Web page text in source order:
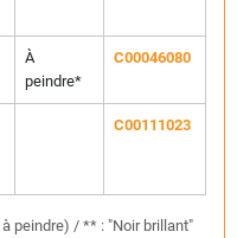
À
peindre*
C00046080
C00111023
peindre) / ** : "Noir brillant"